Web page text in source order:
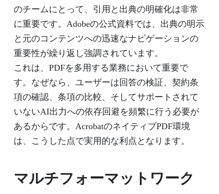
のチームにとって、引用と出典の明確化は非常
に重要です。Adobeの公式資料では、出典の明示
と元のコンテンツへの迅速なナビゲーションの
重要性が繰り返し強調されています。
これは、PDFを多用する業務において重要で
す。なぜなら、ユーザーは回答の検証、契約条
項の確認、条項の比較、そしてサポートされて
いないAI出力への依存回避を頻繁に行う必要が
あるからです。AcrobatのネイティブPDF環境
は、こうした点で実用的な利点となります。
マルチフォーマットワーク